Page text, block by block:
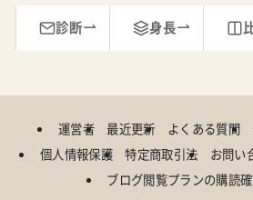
診断 身長
運営者 最近更新 よくある質問
個人情報保護
特定商取引法 お問い
ブログ閲覧プランの購読